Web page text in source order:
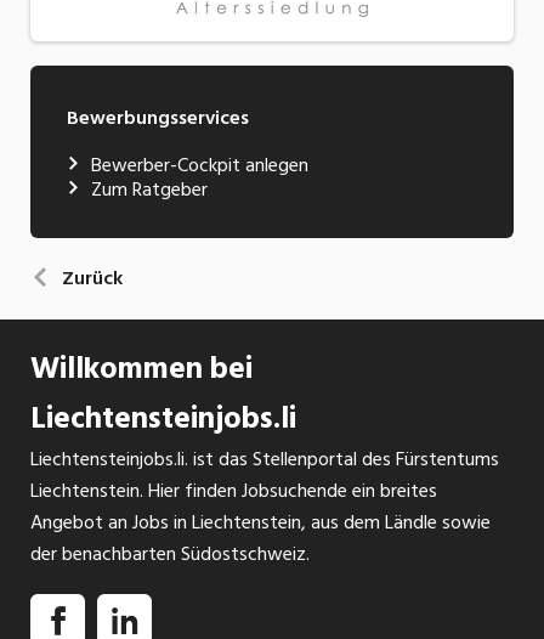
Bewerbungsservices
Bewerber-Cockpit anlegen
Zum Ratgeber
Zurück
Willkommen bei
Liechtensteinjobs.li
Liechtensteinjobs.li. ist das Stellenportal des Fürstentums
Liechtenstein. Hier finden Jobsuchende ein breites
Angebot an Jobs in Liechtenstein, aus dem Ländle sowie
der benachbarten Südostschweiz.